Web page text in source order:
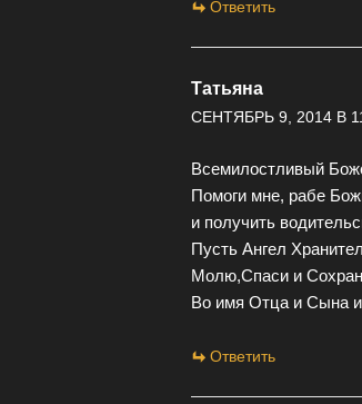
Ответить
Татьяна
СЕНТЯБРЬ 9, 2014 В
Всемилостливый
Помоги мне, рабе
и получить
Пусть Ангел
Молю,Спаси и
Во имя Отца и Сына
Ответить